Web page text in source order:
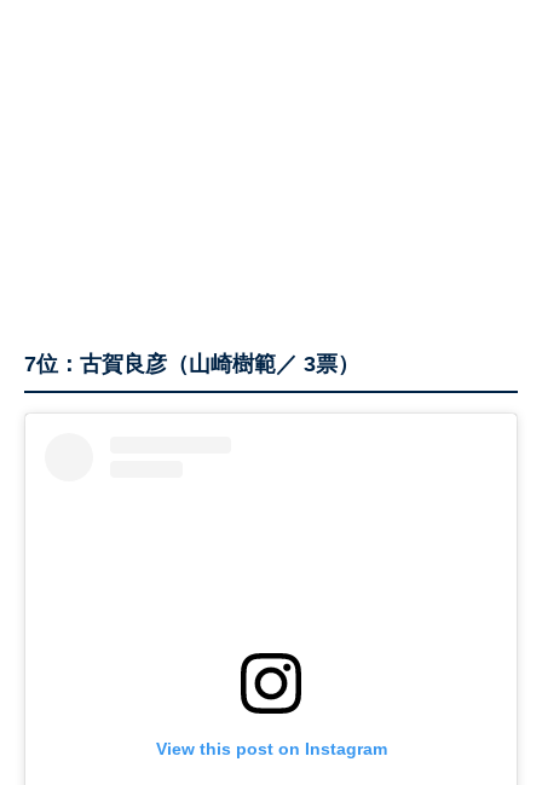
7位：古賀良彦（山崎樹範／ 3票）
View this post on Instagram